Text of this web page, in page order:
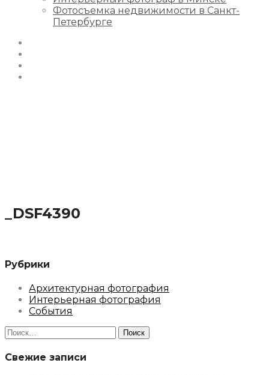
Фотосъемка недвижимости в Санкт-
Петербурге
_DSF4390
Рубрики
Архитектурная фотография
Интерьерная фотография
События
Найти:
Свежие записи